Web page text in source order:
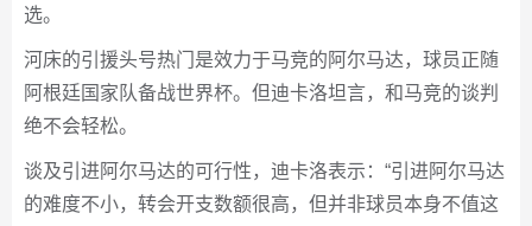
选。
河床的引援头号热门是效力于马竞的阿尔马达，球员正随
阿根廷国家队备战世界杯。但迪卡洛坦言，和马竞的谈判
绝不会轻松。
谈及引进阿尔马达的可行性，迪卡洛表示：“引进阿尔马达
的难度不小，转会开支数额很高，但并非球员本身不值这